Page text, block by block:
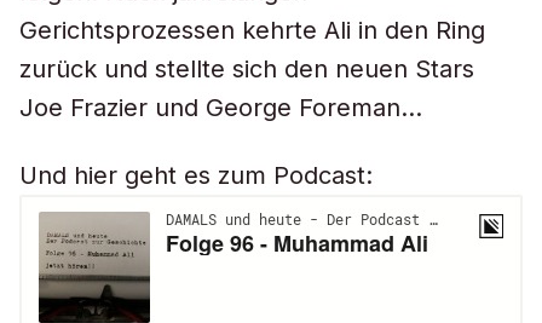
Gerichtsprozessen kehrte Ali in den Ring
zurück und stellte sich den neuen Stars
Joe Frazier und George Foreman…
Und hier geht es zum Podcast: